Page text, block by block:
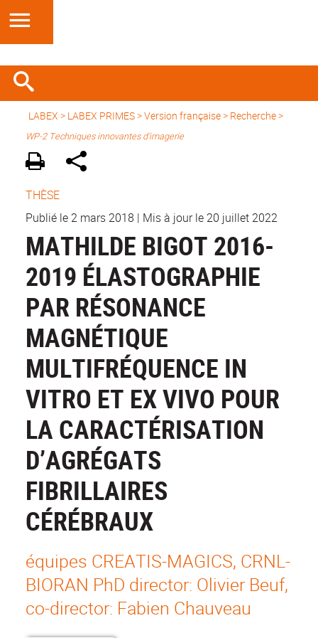
LABEX > LABEX PRIMES>Version française> Recherche >
WP-2 Techniques innovantes d'imagerie
THÈSE
Publié le 2 mars 2018 | Mis à jour le 20 juillet 2022
MATHILDE BIGOT 2016-
2019 ÉLASTOGRAPHIE
PAR RÉSONANCE
MAGNÉTIQUE
MULTIFRÉQUENCE IN
VITRO ET EX VIVO POUR
LA CARACTÉRISATION
D’AGRÉGATS
FIBRILLAIRES
CÉRÉBRAUX
équipes CREATIS-MAGICS, CRNL-
BIORAN PhD director: Olivier Beuf,
co-director: Fabien Chauveau